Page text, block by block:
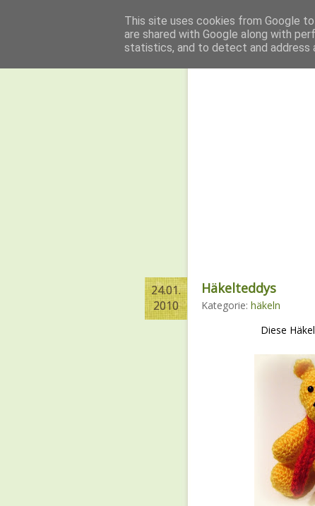
Home
24.01.
2010
24.01.
2010
Häkelteddys
Kategorie: häkeln
Diese
This site uses cookies from Google
are shared with Google along with
statistics, and to detect and address